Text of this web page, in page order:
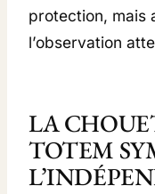
protection, mais
l’observation
LA
TOTEM